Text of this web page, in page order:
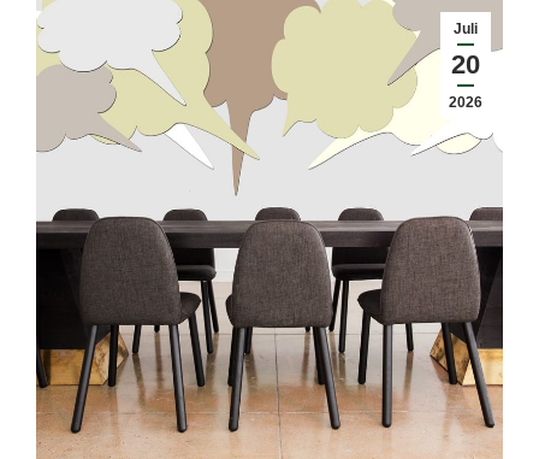
Juli
20
2026